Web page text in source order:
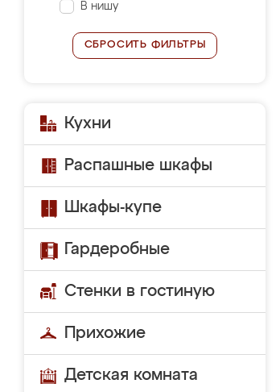
В нишу
СБРОСИТЬ ФИЛЬТРЫ
Кухни
Распашные шкафы
Шкафы-купе
Гардеробные
Стенки в гостиную
Прихожие
Детская комната